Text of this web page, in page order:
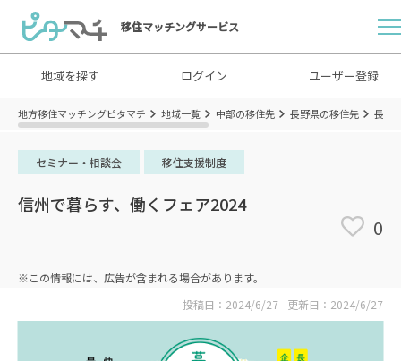
移住マッチングサービス
地域を探す ログイン ユーザー登録
地方移住マッチングピタマチ 地域一覧 中部の移住先 長野県の移住先 長野
セミナー・相談会 移住支援制度
信州で暮らす、働くフェア2024
0
※この情報には、広告が含まれる場合があります。
投稿日：2024/6/27
更新日：2024/6/27